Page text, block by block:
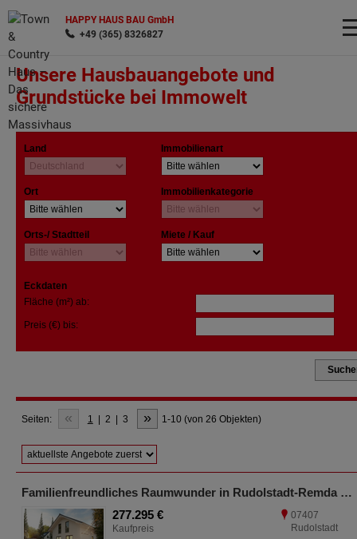
HAPPY HAUS BAU GmbH
+49 (365) 8326827
Unsere Hausbauangebote und
Grundstücke bei Immowelt
Land
Ort
Orts-/ Stadtteil
Immobilienart
Immobilienkategorie
Miete / Kauf
Eckdaten
Fläche (m²) ab:
Preis (€) bis:
Seiten: « 1 2 3 » 1-10 (von 26 Objekten)
Familienfreundliches Raumwunder in Rudolstadt-Remda
277.295 €
Kaufpreis
07407
Rudolstadt
Wonach möchten Sie suchen?